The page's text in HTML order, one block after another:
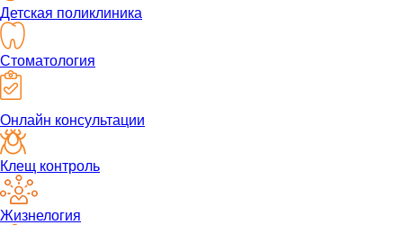
Детская поликлиника
Стоматология
Онлайн консультации
Клещ контроль
Жизнелогия